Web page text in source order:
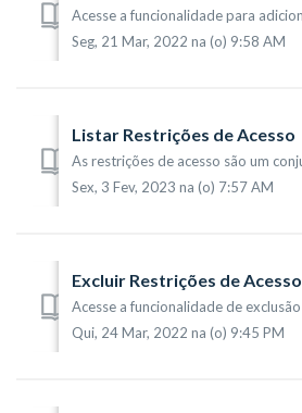
Seg, 21 Mar, 2022 na (o) 9:58 AM
Listar Restrições de Acesso
Sex, 3 Fev, 2023 na (o) 7:57 AM
Excluir Restrições de Acesso
Qui, 24 Mar, 2022 na (o) 9:45 PM